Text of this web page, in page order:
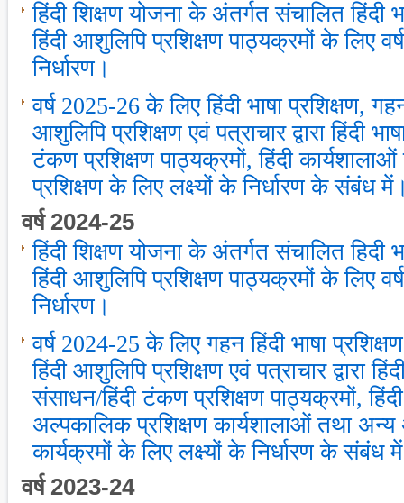
हिंदी शिक्षण योजना के अंतर्गत संचालित हिंदी
हिंदी आशुलिपि प्रशिक्षण पाठ्यक्रमों के लिए
निर्धारण।
वर्ष 2025-26 के लिए हिंदी भाषा प्रशिक्षण,
आशुलिपि प्रशिक्षण एवं पत्राचार द्वारा हिंदी
टंकण प्रशिक्षण पाठ्यक्रमों, हिंदी
प्रशिक्षण के लिए लक्ष्यों के निर्धारण के संबंध
वर्ष 2024-25
हिंदी शिक्षण योजना के अंतर्गत संचालित हिदी
हिंदी आशुलिपि प्रशिक्षण पाठ्यक्रमों के लिए
निर्धारण।
वर्ष 2024-25 के लिए गहन हिंदी भाषा
हिंदी आशुलिपि प्रशिक्षण एवं पत्राचार द्वारा
संसाधन/हिंदी टंकण प्रशिक्षण पाठ्यक्रमों,
अल्‍पकालिक प्रशिक्षण कार्यशालाओं तथा अन्‍य
कार्यक्रमों के लिए लक्ष्‍यों के निर्धारण के संबंध
वर्ष 2023-24